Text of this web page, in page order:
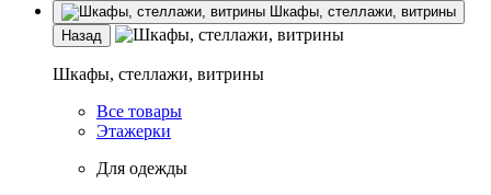
Шкафы, стеллажи, витрины
Назад
Шкафы, стеллажи, витрины
Все товары
Этажерки
Для одежды